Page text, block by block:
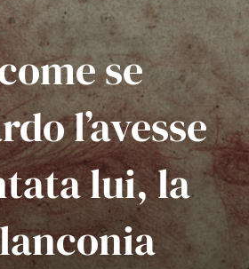
se
l’avesse
lui, la